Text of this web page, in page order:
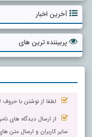
آخرین اخبار
پربیننده ترین های
لطفا از نوشتن با حروف
از ارسال دیدگاه های
سایر کاربران و ارسال متن